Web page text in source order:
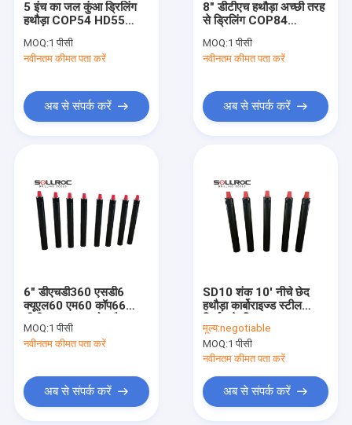
5 इंच का जल कुंआ ड्रिलिंग
हथौड़ा COP54 HD55
MISSION50 Dth हथौड़ा
MOQ:1 पीसी
नवीनतम कीमत पता करें
अब से संपर्क करें
8" डीटीएच हथौड़ा अच्छी तरह
से ड्रिलिंग COP84
QL80 मिशन8 लंबे जीवन
MOQ:1 पीसी
नवीनतम कीमत पता करें
अब से संपर्क करें
6" डीएचडी360 एसडी6
क्यूएल60 एम60 कॉप66
फॉर वाटर वेल ड्रिलिंग
MOQ:1 पीसी
नवीनतम कीमत पता करें
अब से संपर्क करें
SD10 शंक 10' नीचे छेद
हथौड़ा कार्बोराइज्ड स्टील
मूल्य:negotiable
MOQ:1 पीसी
नवीनतम कीमत पता करें
अब से संपर्क करें